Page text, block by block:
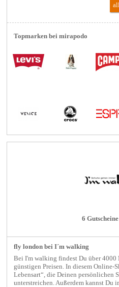
Topmarken bei mirapodo
6
fly london bei I´m walking
Bei I'm walking findest Du über 4000
günstigen Preisen. In diesem Online-
Lebensart“, die Deinen persönlichen
unterstreichen. Außerdem kannst Du